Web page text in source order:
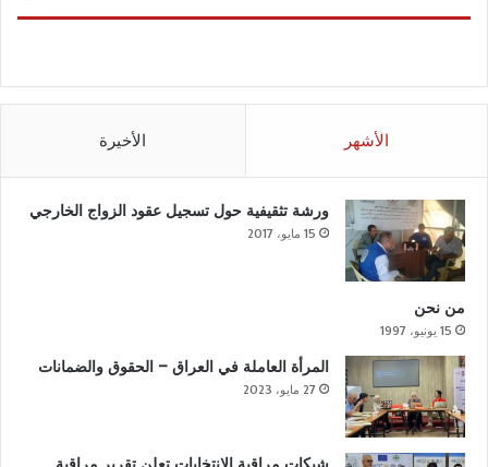
الأشهر الأخيرة
ورشة تثقيفية حول تسجيل عقود الزواج الخارجي
15 مايو، 2017
من نحن
15 يونيو، 1997
المرأة العاملة في العراق – الحقوق والضمانات
27 مايو، 2023